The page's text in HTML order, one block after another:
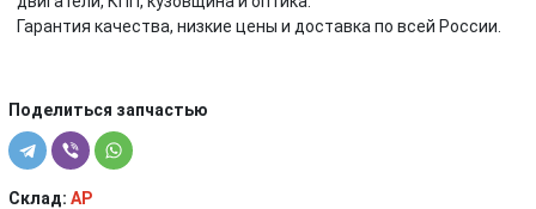
Гарантия качества, низкие цены и доставка по всей России.
Поделиться запчастью
Склад: AP